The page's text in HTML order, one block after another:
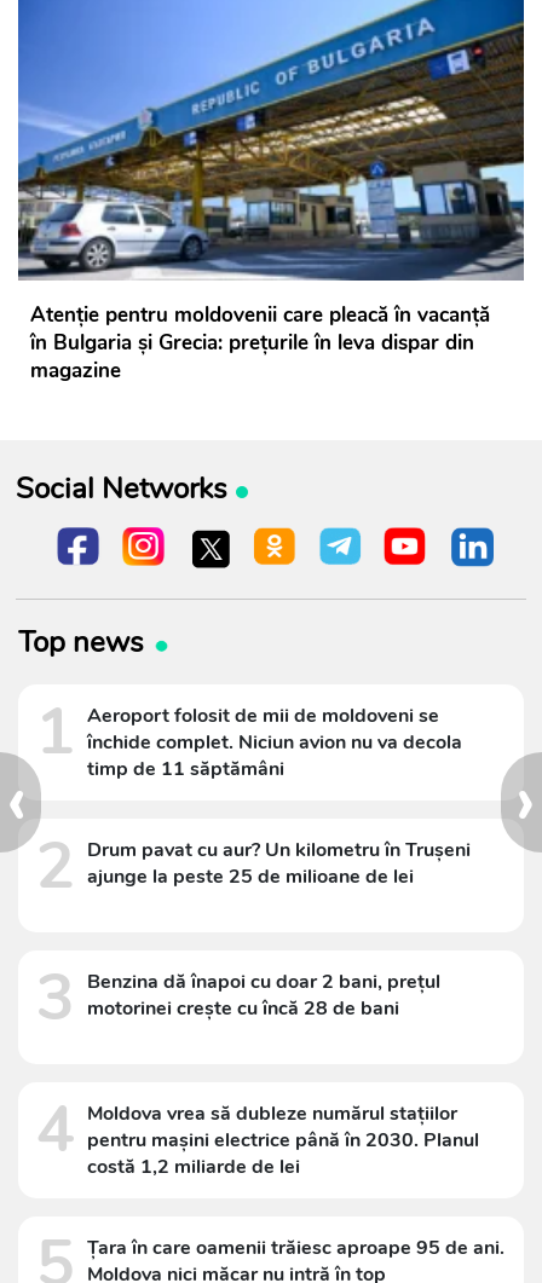
›
‹
Atenție pentru moldovenii care pleacă în vacanță
în Bulgaria și Grecia: prețurile în leva dispar din
magazine
Social Networks
Top news
1 Aeroport folosit de mii de moldoveni se
închide complet. Niciun avion nu va decola
timp de 11 săptămâni
2
Drum pavat cu aur? Un kilometru în Trușeni
ajunge la peste 25 de milioane de lei
3
Benzina dă înapoi cu doar 2 bani, prețul
motorinei crește cu încă 28 de bani
4 Moldova vrea să dubleze numărul stațiilor
pentru mașini electrice până în 2030. Planul
costă 1,2 miliarde de lei
5 Țara în care oamenii trăiesc aproape 95 de ani.
Moldova nici măcar nu intră în top